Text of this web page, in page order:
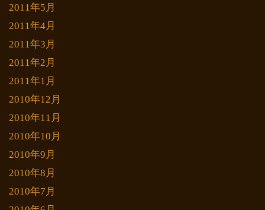
2011年5月
2011年4月
2011年3月
2011年2月
2011年1月
2010年12月
2010年11月
2010年10月
2010年9月
2010年8月
2010年7月